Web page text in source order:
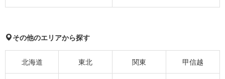
その他のエリアから探す
北海道 東北 関東 甲信越